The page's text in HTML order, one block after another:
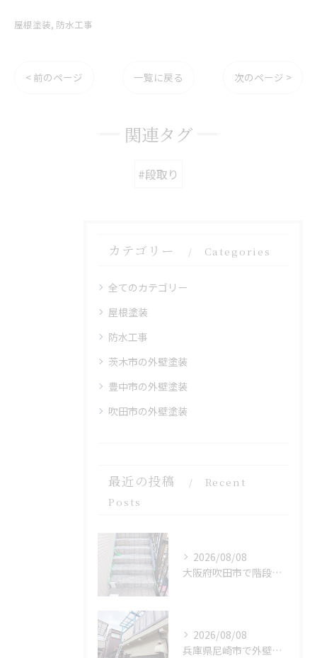
屋根塗装 防水工事
< 前のページ 一覧に戻る 次のページ >
関連タグ
#段取り
カテゴリー Categories
全てのカテゴリー
屋根塗装
防水工事
茨木市の外壁塗装
豊中市の外壁塗装
吹田市の外壁塗装
最近の投稿
Recent
Posts
2026/08/08
大阪府吹田市で階段をFRP 防水を施工しました。
2026/08/08
兵庫県尼崎市で外壁補修を施工しました。